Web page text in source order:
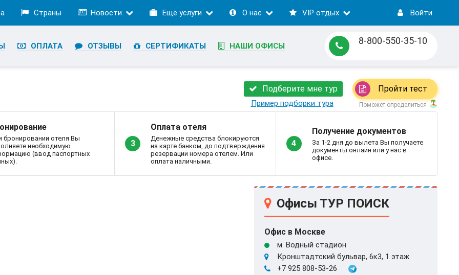
Страны Новости Ещё услуги О нас VIP отдых Войти
ОПЛАТА ОТЗЫВЫ СЕРТИФИКАТЫ НАШИ ОФИСЫ 8-800-550-35-10
Подберите мне тур
Пример подборки тура
Пройти тест
Поможет определиться
бронировании отеля Вы
необходимую
(ввод паспортных
3
Оплата отеля
Денежные средства блокируются
на карте банком, до подтверждения
резервации номера отелем. Или
оплата наличными.
4
Получение документов
За 1-2 дня до вылета Вы получаете
документы онлайн или у нас в
офисе.
Офисы ТУР ПОИСК
Офис в Москве
м. Водный стадион
Кронштадтский бульвар, 6к3, 1 этаж.
+7 925 808-53-26